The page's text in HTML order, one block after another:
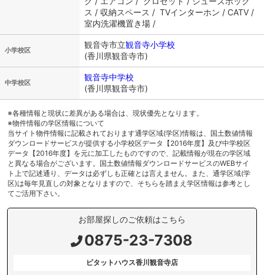
ス / 収納スペース / TVインターホン / CATV /
室内洗濯機置き場 /
小学校区
観音寺市立観音寺小学校
(香川県観音寺市)
中学校区
観音寺中学校
(香川県観音寺市)
※各種情報と現状に差異がある場合は、現状優先となります。
※物件情報の学区情報について
当サイト物件情報に記載されております通学区域(学区)情報は、国土数値情報
ダウンロードサービスが提供する小学校区データ【2016年度】及び中学校区
データ【2016年度】を元に加工したものですので、記載情報が現在の学区域
と異なる場合がございます。国土数値情報ダウンロードサービスのWEBサイ
ト上で記述通り、データは必ずしも正確とは言えません。また、通学区域(学
区)は毎年見直しの対象となりますので、そちらを踏まえ学区情報は参考とし
てご活用下さい。
お部屋探しのご依頼はこちら
0875-23-7308
ピタットハウス香川観音寺店